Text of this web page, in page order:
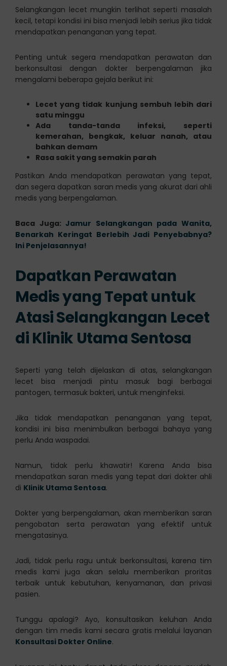
Selangkangan lecet mungkin terlihat seperti masalah
kecil, tetapi kondisi ini bisa menjadi lebih serius jika tidak
mendapatkan penanganan yang tepat.
Penting untuk segera mendapatkan perawatan dan
berkonsultasi dengan dokter berpengalaman jika
mengalami beberapa gejala berikut ini:
Lecet yang tidak kunjung sembuh lebih dari
satu minggu
Ada tanda-tanda infeksi, seperti
kemerahan, bengkak, keluar nanah, atau
bahkan demam
Rasa sakit yang semakin parah
Pastikan Anda mendapatkan perawatan yang tepat,
dan segera dapatkan saran medis yang akurat dari ahli
medis yang berpengalaman.
Baca Juga:Jamur Selangkangan pada Wanita,
Benarkah Keringat Berlebih Jadi Penyebabnya?
Ini Penjelasannya!
Dapatkan Perawatan
Medis yang Tepat untuk
Atasi Selangkangan Lecet
di Klinik Utama Sentosa
Seperti yang telah dijelaskan di atas, selangkangan
lecet bisa menjadi pintu masuk bagi berbagai
pantogen, termasuk bakteri, untuk menginfeksi.
Jika tidak mendapatkan penanganan yang tepat,
kondisi ini bisa menimbulkan berbagai bahaya yang
perlu Anda waspadai.
Namun, tidak perlu khawatir! Karena Anda bisa
mendapatkan saran medis yang tepat dari dokter ahli
di Klinik Utama Sentosa.
Dokter yang berpengalaman, akan memberikan saran
pengobatan serta perawatan yang efektif untuk
mengatasinya.
Jadi, tidak perlu ragu untuk berkonsultasi, karena tim
medis kami juga akan selalu memberikan proritas
terbaik untuk kebutuhan, kenyamanan, dan privasi
pasien.
Tunggu apalagi? Ayo, konsultasikan keluhan Anda
dengan tim medis kami secara gratis melalui layanan
Konsultasi Dokter Online.